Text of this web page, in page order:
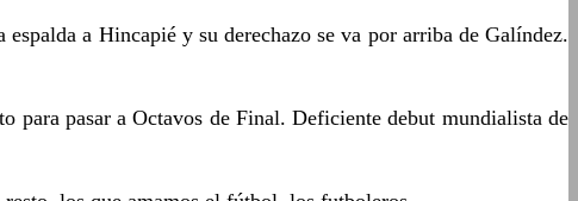
a Hincapié y su derechazo se va por arriba de Galíndez.
para pasar a Octavos de Final. Deficiente debut mundialista de